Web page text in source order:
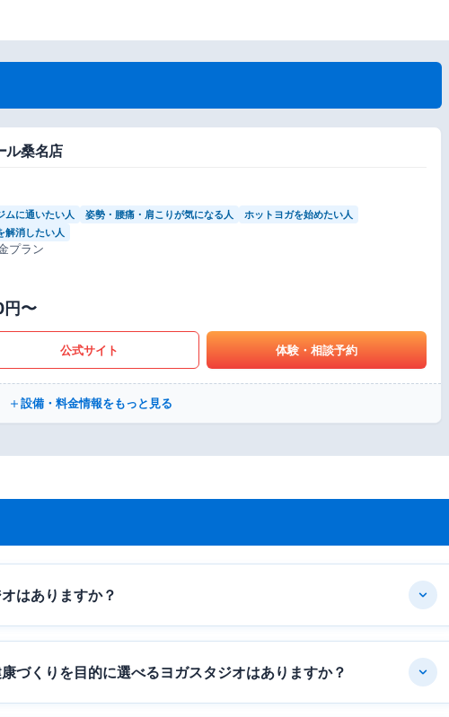
ル桑名店
ムに通いたい人 姿勢・腰痛・肩こりが気になる人
ホットヨガを始めたい人
解消したい人
プラン
〜
公式サイト 体験・相談予約
設備・料金情報をもっと見る
はありますか？
づくりを目的に選べるヨガスタジオはありますか？